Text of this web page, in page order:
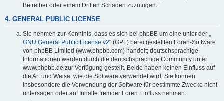
Betreiber oder einem Dritten Schaden zuzufügen.
4. GENERAL PUBLIC LICENSE
Sie nehmen zur Kenntnis, dass es sich bei phpBB um eine unter der „
GNU General Public License v2“ (GPL) bereitgestellten Foren-Software
von phpBB Limited (www.phpbb.com) handelt; deutschsprachige
Informationen werden durch die deutschsprachige Community unter
www.phpbb.de zur Verfügung gestellt. Beide haben keinen Einfluss auf
die Art und Weise, wie die Software verwendet wird. Sie können
insbesondere die Verwendung der Software für bestimmte Zwecke nicht
untersagen oder auf Inhalte fremder Foren Einfluss nehmen.